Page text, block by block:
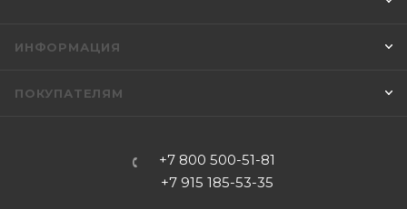
ИНФОРМАЦИЯ
ПОКУПАТЕЛЯМ
+7 800 500-51-81
+7 915 185-53-35